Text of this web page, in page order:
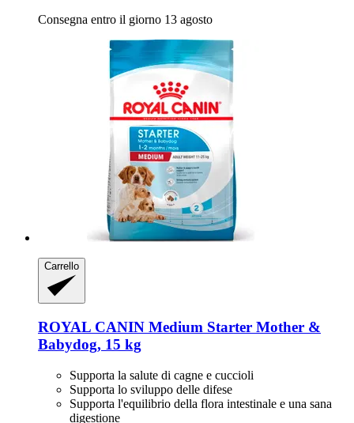
Consegna entro il giorno 13 agosto
Carrello
ROYAL CANIN Medium Starter Mother &
Babydog, 15 kg
Supporta la salute di cagne e cuccioli
Supporta lo sviluppo delle difese
Supporta l'equilibrio della flora intestinale e una sana
digestione